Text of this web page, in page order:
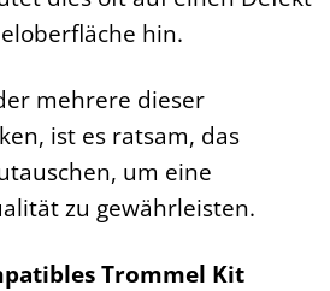
hin.
mehrere dieser
ist es ratsam, das
um eine
zu gewährleisten.
Trommel Kit